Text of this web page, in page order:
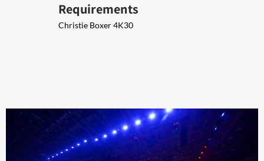
Requirements
Christie Boxer 4K30